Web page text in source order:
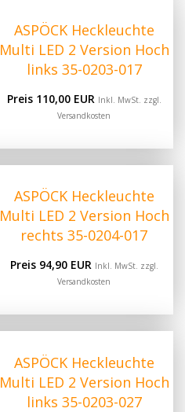
ASPÖCK Heckleuchte
Multi LED 2 Version Hoch
links 35-0203-017
Preis 110,00 EUR Inkl. MwSt. zzgl.
Versandkosten
ASPÖCK Heckleuchte
Multi LED 2 Version Hoch
rechts 35-0204-017
Preis 94,90 EUR Inkl. MwSt. zzgl.
Versandkosten
ASPÖCK Heckleuchte
Multi LED 2 Version Hoch
links 35-0203-027